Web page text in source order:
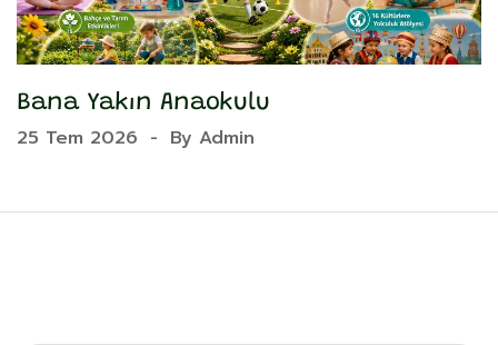
Bana Yakın Anaokulu
25 Tem 2026 - By Admin